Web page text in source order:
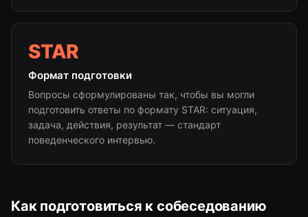
STAR
Формат подготовки
Вопросы сформулированы так, чтобы вы могли
подготовить ответы по формату STAR: ситуация,
задача, действия, результат — стандарт
поведенческого интервью.
Как подготовиться к собеседованию